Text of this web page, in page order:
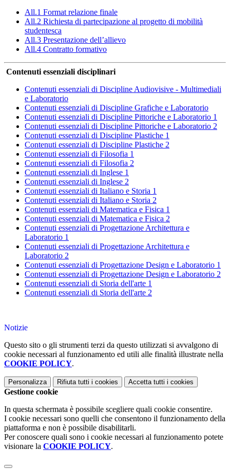
All.1 Format relazione finale
All.2 Richiesta di partecipazione al progetto di mobilità
studentesca
All.3 Presentazione dell’allievo
All.4 Contratto formativo
Contenuti essenziali disciplinari
Contenuti essenziali di Discipline Audiovisive - Multimediali
e Laboratorio
Contenuti essenziali di Discipline Grafiche e Laboratorio
Contenuti essenziali di Discipline Pittoriche e Laboratorio 1
Contenuti essenziali di Discipline Pittoriche e Laboratorio 2
Contenuti essenziali di Discipline Plastiche 1
Contenuti essenziali di Discipline Plastiche 2
Contenuti essenziali di Filosofia 1
Contenuti essenziali di Filosofia 2
Contenuti essenziali di Inglese 1
Contenuti essenziali di Inglese 2
Contenuti essenziali di Italiano e Storia 1
Contenuti essenziali di Italiano e Storia 2
Contenuti essenziali di Matematica e Fisica 1
Contenuti essenziali di Matematica e Fisica 2
Contenuti essenziali di Progettazione Architettura e
Laboratorio 1
Contenuti essenziali di Progettazione Architettura e
Laboratorio 2
Contenuti essenziali di Progettazione Design e Laboratorio 1
Contenuti essenziali di Progettazione Design e Laboratorio 2
Contenuti essenziali di Storia dell'arte 1
Contenuti essenziali di Storia dell'arte 2
Notizie
Questo sito o gli strumenti terzi da questo utilizzati si avvalgono di
cookie necessari al funzionamento ed utili alle finalità illustrate nella
COOKIE POLICY.
Personalizza Rifiuta tutti i cookies Accetta tutti i cookies
Gestione cookie
In questa schermata è possibile scegliere quali cookie consentire.
I cookie necessari sono quelli che consentono il funzionamento della
piattaforma e non è possibile disabilitarli.
Per conoscere quali sono i cookie necessari al funzionamento potete
visionare la COOKIE POLICY.